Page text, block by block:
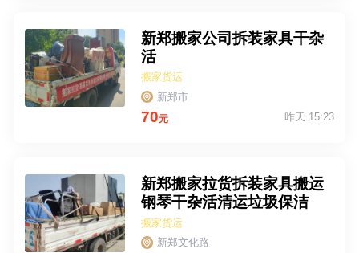
新郑搬家公司拆装家具干杂
活
搬家货运
新郑市
70元 昨天 15:23
新郑搬家拉货拆装家具搬运
钢琴干杂活清运垃圾保洁
搬家货运
新郑文化路